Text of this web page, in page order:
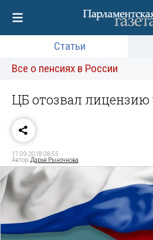
Статьи
Все о пенсиях в России
ЦБ отозвал лицензию
17.09.2018 08:55
Автор: Дарья Рыночнова